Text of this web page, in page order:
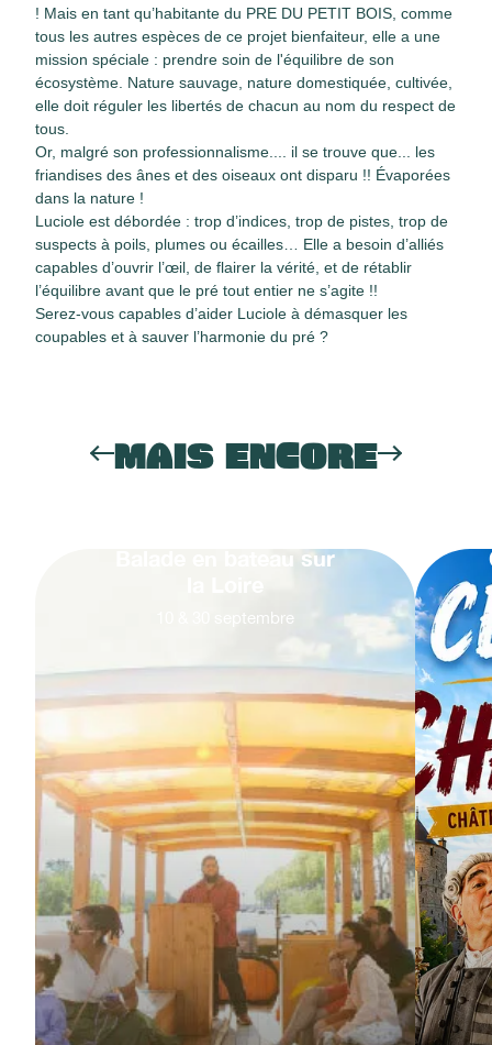
! Mais en tant qu’habitante du PRE DU PETIT BOIS, comme
tous les autres espèces de ce projet bienfaiteur, elle a une
mission spéciale : prendre soin de l'équilibre de son
écosystème. Nature sauvage, nature domestiquée, cultivée,
elle doit réguler les libertés de chacun au nom du respect de
tous.
Or, malgré son professionnalisme.... il se trouve que... les
friandises des ânes et des oiseaux ont disparu !! Évaporées
dans la nature !
Luciole est débordée : trop d’indices, trop de pistes, trop de
suspects à poils, plumes ou écailles… Elle a besoin d’alliés
capables d’ouvrir l’œil, de flairer la vérité, et de rétablir
l’équilibre avant que le pré tout entier ne s’agite !!
Serez-vous capables d’aider Luciole à démasquer les
coupables et à sauver l’harmonie du pré ?
MAIS ENCORE
Balade en bateau sur
septembre